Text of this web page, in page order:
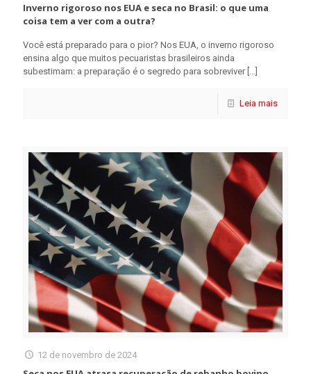
Inverno rigoroso nos EUA e seca no Brasil: o que uma
coisa tem a ver com a outra?
Você está preparado para o pior? Nos EUA, o inverno rigoroso
ensina algo que muitos pecuaristas brasileiros ainda
subestimam: a preparação é o segredo para sobreviver[…]
Leia mais
12 de novembro de 2024